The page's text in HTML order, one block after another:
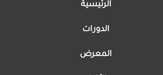
الرئيسية
الدورات
المعرض